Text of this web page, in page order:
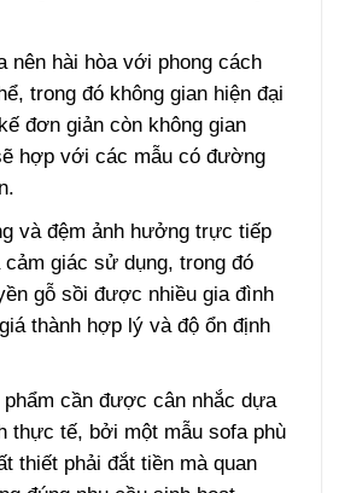
nên hài hòa với phong cách
trong đó không gian hiện đại
đơn giản còn không gian
hợp với các mẫu có đường
và đệm ảnh hưởng trực tiếp
cảm giác sử dụng, trong đó
gỗ sồi được nhiều gia đình
thành hợp lý và độ ổn định
phẩm cần được cân nhắc dựa
thực tế, bởi một mẫu sofa phù
thiết phải đắt tiền mà quan